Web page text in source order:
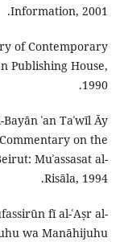
Information, 2001.
of Contemporary
Publishing House,
1990.
ʿan Taʾwīl Āy
on the
Muʾassasat al-
Risāla, 1994.
fī al-ʿAṣr al-
wa Manāhijuhu